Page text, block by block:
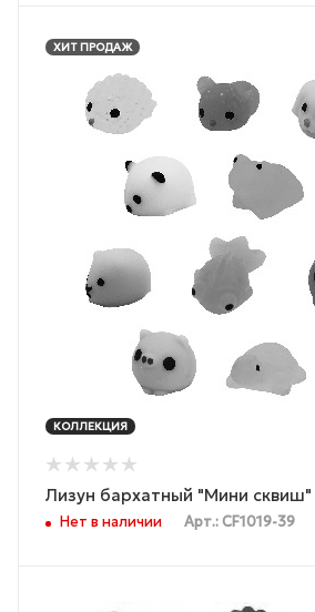
ХИТ ПРОДАЖ
КОЛЛЕКЦИЯ
Лизун бархатный "Мини сквиш"
Нет в наличии Арт.: CF1019-39